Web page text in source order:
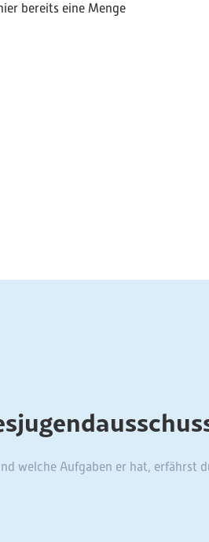
bereits eine Menge
welche Aufgaben er hat, erfährst